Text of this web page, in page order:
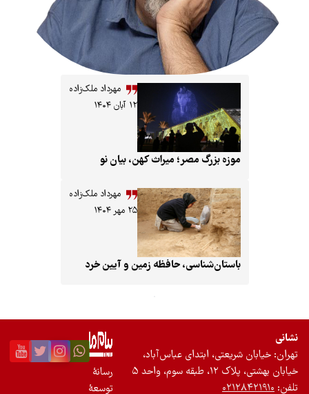
مهرداد ملک‌زاده
۱۲ آبان ۱۴۰۴
مصر؛ میراث کهن، بیان نو
مهرداد ملک‌زاده
۲۵ مهر ۱۴۰۴
حافظه زمین و آیین خرد
ابتدای عباس‌آباد،
رسانۀ